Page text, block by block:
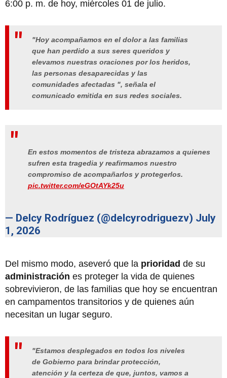
6:00 p. m. de hoy, miércoles 01 de julio.
"Hoy acompañamos en el dolor a las familias
que han perdido a sus seres queridos y
elevamos nuestras oraciones por los heridos,
las personas desaparecidas y las
comunidades afectadas ", señala el
comunicado emitida en sus redes sociales.
En estos momentos de tristeza abrazamos a quienes
sufren esta tragedia y reafirmamos nuestro
compromiso de acompañarlos y protegerlos.
pic.twitter.com/eGOtAYk25u
— Delcy Rodríguez (@delcyrodriguezv) July
1, 2026
Del mismo modo, aseveró que la prioridad de su
administración es proteger la vida de quienes
sobrevivieron, de las familias que hoy se encuentran
en campamentos transitorios y de quienes aún
necesitan un lugar seguro.
"Estamos desplegados en todos los niveles
de Gobierno para brindar protección,
atención y la certeza de que, juntos, vamos a